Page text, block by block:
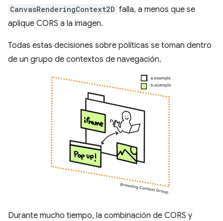
CanvasRenderingContext2D falla, a menos que se
aplique CORS a la imagen.
Todas estas decisiones sobre políticas se toman dentro
de un grupo de contextos de navegación.
Durante mucho tiempo, la combinación de CORS y